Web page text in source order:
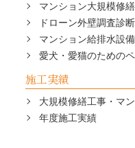
マンション大規模修
ドローン外壁調査診断
マンション給排水設
愛犬・愛猫のための
施工実績
大規模修繕工事・マ
年度施工実績